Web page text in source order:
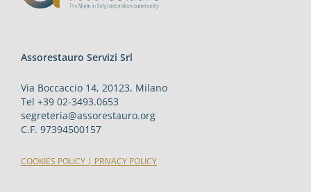
Assorestauro Servizi Srl
Via Boccaccio 14, 20123, Milano
Tel +39 02-3493.0653
segreteria@assorestauro.org
C.F. 97394500157
COOKIES POLICY | PRIVACY POLICY